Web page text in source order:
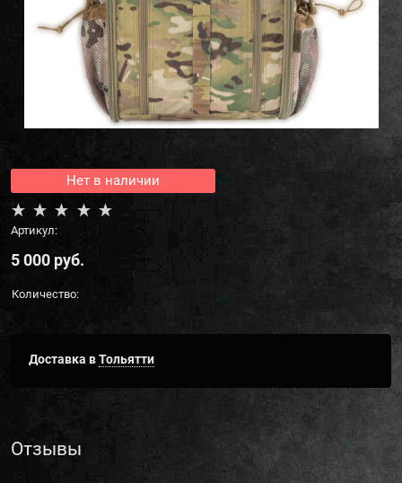
Нет в наличии
Артикул:
5 000 руб.
Количество:
Доставка вТольятти
Отзывы